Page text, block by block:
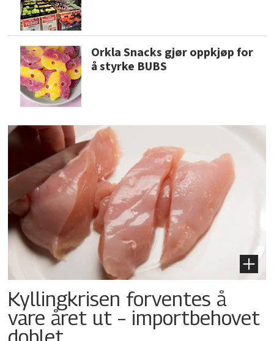
Orkla Snacks gjør oppkjøp for
å styrke BUBS
Kyllingkrisen forventes å
vare året ut – importbehovet